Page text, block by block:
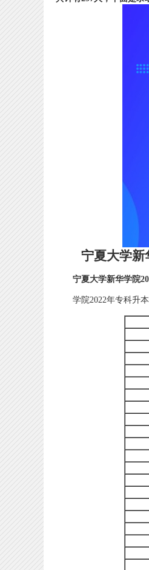
宁夏大学新华
宁夏大学新华学院
学院2022年专科升本